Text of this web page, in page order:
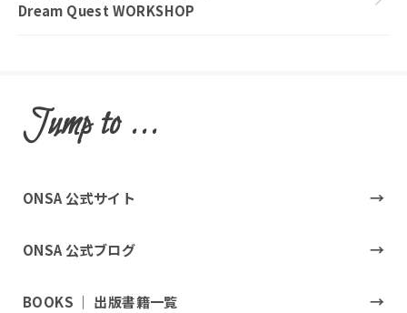
Dream Quest WORKSHOP
Jump to ...
ONSA 公式サイト
ONSA 公式ブログ
BOOKS ｜ 出版書籍一覧